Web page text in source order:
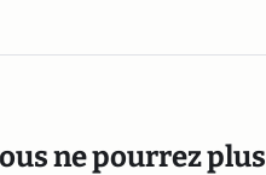
ne pourrez plus